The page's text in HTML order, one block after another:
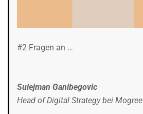
#2 Fragen an …
Sulejman Ganibegovic
Head of Digital Strategy bei Mogree